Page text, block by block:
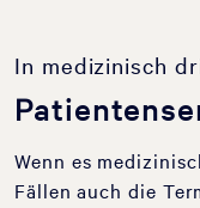
In medizinisch
Wenn es
Fällen auch die